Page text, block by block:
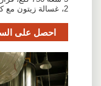
2، غسالة زيتون مع كافة
احصل على